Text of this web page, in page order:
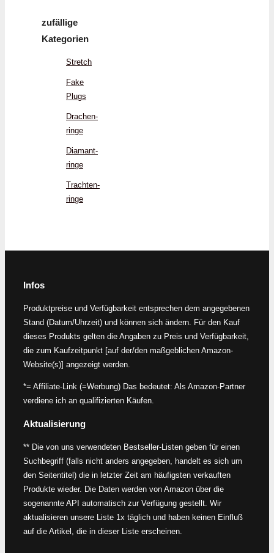
zufällige
Kategorien
Stretch
Fake
Plugs
Drachen­
ringe
Diamant­
ringe
Trachten­
ringe
Infos
Produktpreise und Verfügbarkeit entsprechen dem angegebenen
Stand (Datum/Uhrzeit) und können sich ändern. Für den Kauf
dieses Produkts gelten die Angaben zu Preis und Verfügbarkeit,
die zum Kaufzeitpunkt [auf der/den maßgeblichen Amazon-
Website(s)] angezeigt werden.
*= Affiliate-Link (=Werbung) Das bedeutet: Als Amazon-Partner
verdiene ich an qualifizierten Käufen.
Aktualisierung
** Die von uns verwendeten Bestseller-Listen geben für einen
Suchbegriff (falls nicht anders angegeben, handelt es sich um
den Seitentitel) die in letzter Zeit am häufigsten verkauften
Produkte wieder. Die Daten werden von Amazon über die
sogenannte API automatisch zur Verfügung gestellt. Wir
aktualisieren unsere Liste 1x täglich und haben keinen Einfluß
auf die Artikel, die in dieser Liste erscheinen.